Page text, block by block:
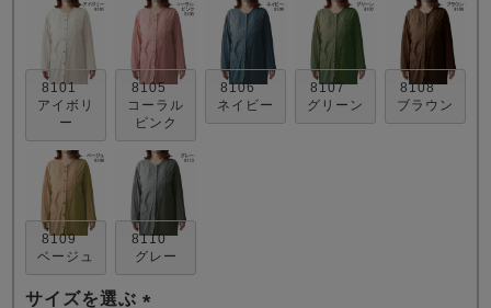
売れ筋ランキング
- Item Ranking -
すべてのデザインのパジャマ一覧はこちら
8101
アイボリ
ー
8105
コーラル
ピンク
8106
ネイビー
8107
グリーン
8108
ブラウン
8109
ベージュ
8110
グレー
サイズを選ぶ